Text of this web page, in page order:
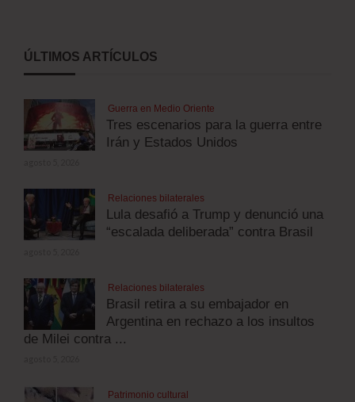
ÚLTIMOS ARTÍCULOS
Guerra en Medio Oriente
Tres escenarios para la guerra entre
Irán y Estados Unidos
Relaciones bilaterales
Lula desafió a Trump y denunció una
“escalada deliberada” contra Brasil
Relaciones bilaterales
Brasil retira a su embajador en
Argentina en rechazo a los insultos
de Milei contra ...
Patrimonio cultural